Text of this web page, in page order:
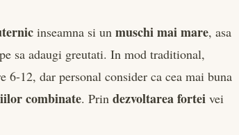
inseamna si unmuschi mai mare, asa
sa adaugi greutati. In mod traditional,
12, dar personal consider ca cea mai buna
combinate. Prindezvoltarea fortei vei